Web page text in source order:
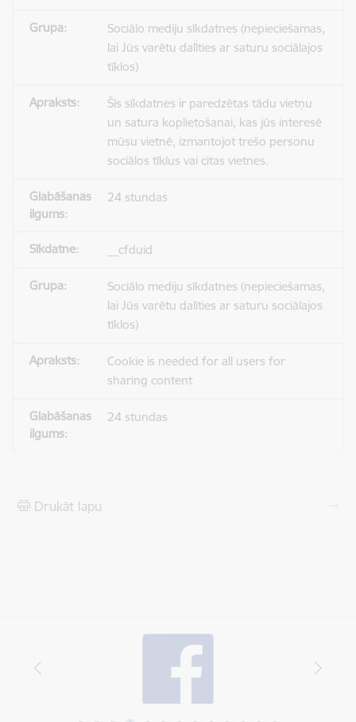
Sociālo mediju sīkdatnes (nepieciešamas,
lai Jūs varētu dalīties ar saturu sociālajos
tīklos)
Šīs sīkdatnes ir paredzētas tādu vietņu
un satura koplietošanai, kas jūs interesē
mūsu vietnē, izmantojot trešo personu
sociālos tīklus vai citas vietnes.
24 stundas
__cfduid
Sociālo mediju sīkdatnes (nepieciešamas,
lai Jūs varētu dalīties ar saturu sociālajos
tīklos)
Cookie is needed for all users for
sharing content
24 stundas
Drukāt lapu